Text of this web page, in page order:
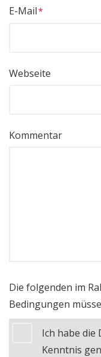
E-Mail
Webseite
Kommentar
Die folgenden im
Bedingungen
Ich habe
Kenntnis